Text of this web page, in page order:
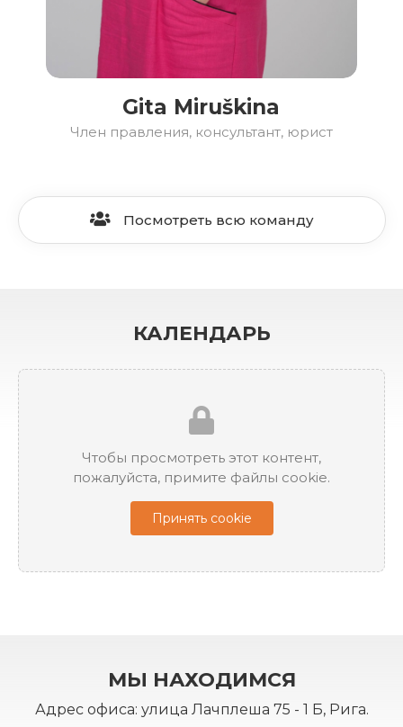
Gita Miruškina
Член правления, консультант, юрист
Посмотреть всю команду
КАЛЕНДАРЬ
Чтобы просмотреть этот контент,
пожалуйста, примите файлы cookie.
Принять cookie
МЫ НАХОДИМСЯ
Адрес офиса: улица Лачплеша 75 - 1 Б, Рига.